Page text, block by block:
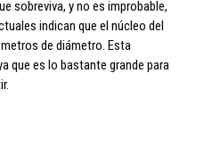
sobreviva, y no es improbable,
indican que el núcleo del
de diámetro. Esta
que es lo bastante grande para